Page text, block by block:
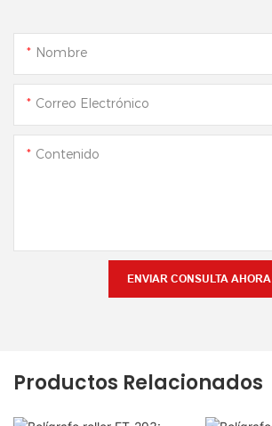
Nombre
Correo Electrónico
Contenido
ENVIAR CONSULTA AHORA
Productos Relacionados